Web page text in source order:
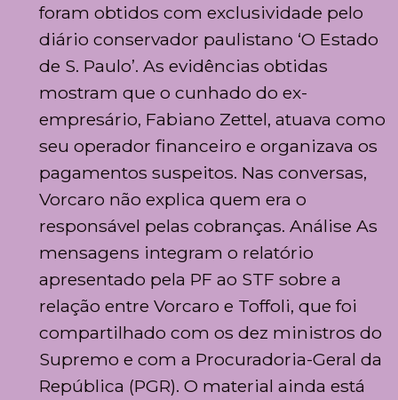
foram obtidos com exclusividade pelo
diário conservador paulistano ‘O Estado
de S. Paulo’. As evidências obtidas
mostram que o cunhado do ex-
empresário, Fabiano Zettel, atuava como
seu operador financeiro e organizava os
pagamentos suspeitos. Nas conversas,
Vorcaro não explica quem era o
responsável pelas cobranças. Análise As
mensagens integram o relatório
apresentado pela PF ao STF sobre a
relação entre Vorcaro e Toffoli, que foi
compartilhado com os dez ministros do
Supremo e com a Procuradoria-Geral da
República (PGR). O material ainda está